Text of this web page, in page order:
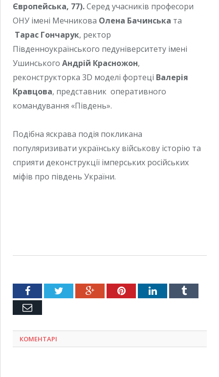
Європейська, 77).Серед учасників професори
ОНУ імені Мечникова Олена Бачинська та
Тарас Гончарук, ректор
Південноукраїнського педуніверситету імені
Ушинського Андрій Красножон,
реконструкторка 3D моделі фортеці Валерія
Кравцова, представник оперативного
командування «Південь».
Подібна яскрава подія покликана
популяризивати українську військову історію та
сприяти деконструкції імперських російських
міфів про південь України.
FacebookTwitter Google+PinterestLinkedInTumblr
Емейл
КОМЕНТАРІ